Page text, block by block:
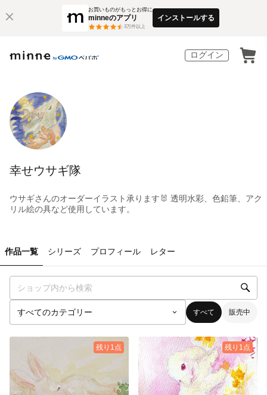
お買いものがもっとお得に
minneのアプリ
3万件以上
インストールする
ログイン
幸せウサギ隊
ウサギさんのオーダーイラスト承ります🐰 透明水彩、色鉛筆、アク
リル絵の具など使用しています。
作品一覧 シリーズ プロフィール レター
すべて 販売中
残り1点 残り1点